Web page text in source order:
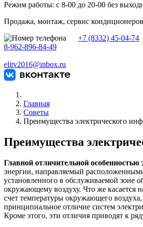
Режим работы: с 8-00 до 20-00 без
Продажа, монтаж, сервис
+7 (8332) 45-04-74
8-962-896-84-49
elitv2016@inbox.ru
Главная
Советы
Преимущества электрического
Преимущества
Главной отличительной особенностью
энергии, направляемый
установленного в обслуживаемой зоне
окружающему воздуху. Что же касается
счет температуры окружающего
принципиальное отличие систем
Кроме этого, эти отличия приводят к